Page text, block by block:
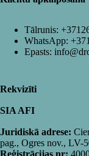
Tālrunis:
WhatsApp:
Epasts:
Rekvizīti
SIA AFI
Juridiskā adrese:
pag., Ogres nov., LV-